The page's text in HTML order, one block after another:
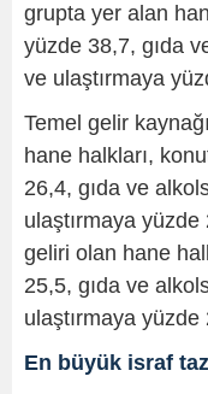
grupta yer alan
yüzde 38,7, gıda
ve ulaştırmaya
Temel gelir
hane halkları,
26,4, gıda ve
ulaştırmaya yüzde
geliri olan hane
25,5, gıda ve
ulaştırmaya yüzde
En büyük israf